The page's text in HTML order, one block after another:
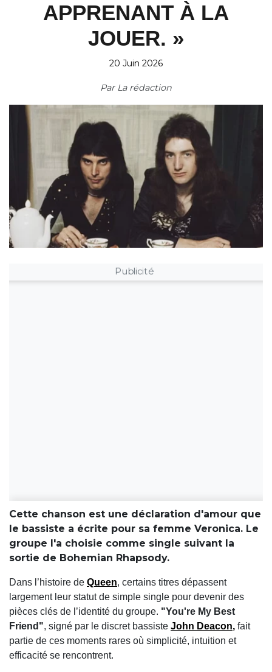
APPRENANT À LA
JOUER. »
20 Juin 2026
Par La rédaction
Publicité
Cette chanson est une déclaration d'amour que
le bassiste a écrite pour sa femme Veronica. Le
groupe l'a choisie comme single suivant la
sortie de Bohemian Rhapsody.
Dans l’histoire de Queen, certains titres dépassent
largement leur statut de simple single pour devenir des
pièces clés de l’identité du groupe. "You're My Best
Friend", signé par le discret bassiste John Deacon, fait
partie de ces moments rares où simplicité, intuition et
efficacité se rencontrent.